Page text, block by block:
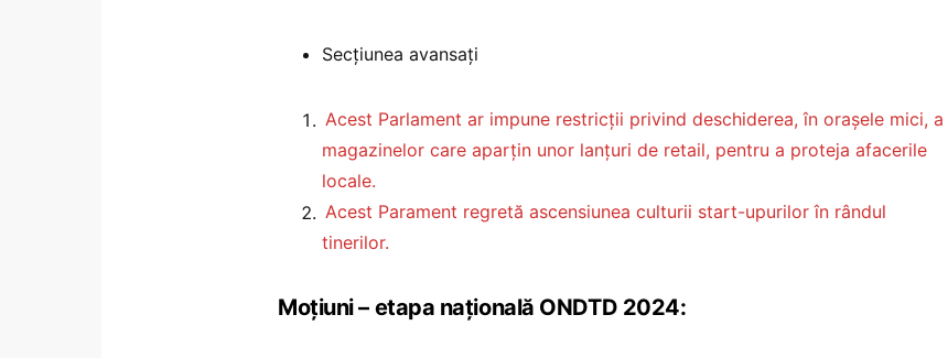
Secțiunea avansați
Acest Parlament ar impune restricții privind deschiderea, în orașele mici, a
magazinelor care aparțin unor lanțuri de retail, pentru a proteja afacerile
locale.
Acest Parament regretă ascensiunea culturii start-upurilor în rândul
tinerilor.
Moțiuni – etapa națională ONDTD 2024: